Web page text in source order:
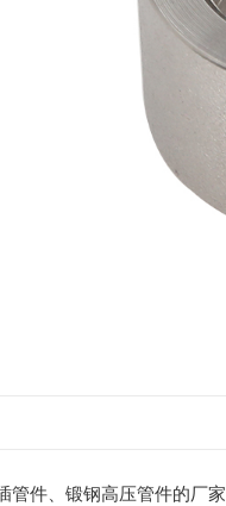
件、锻钢高压管件的厂